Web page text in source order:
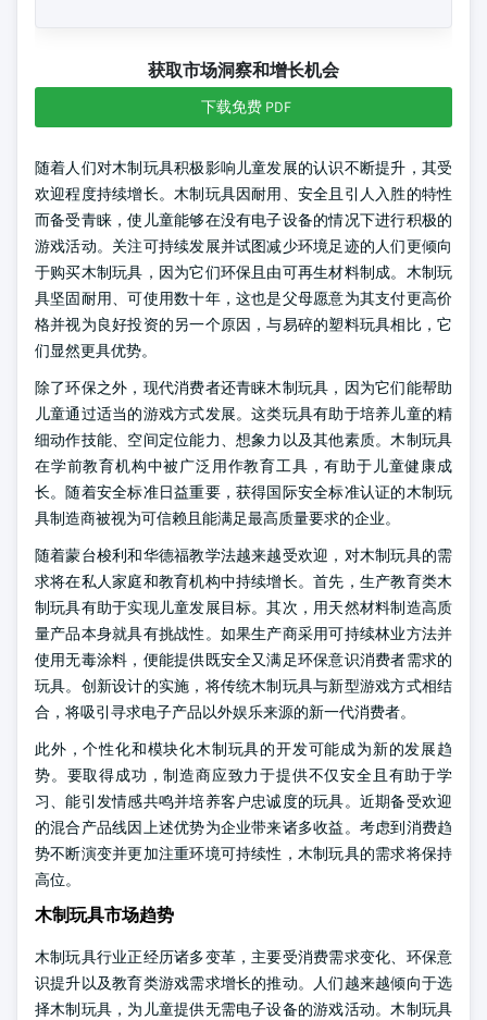
获取市场洞察和增长机会
下载免费 PDF
随着人们对木制玩具积极影响儿童发展的认识不断提升，其受
欢迎程度持续增长。木制玩具因耐用、安全且引人入胜的特性
而备受青睐，使儿童能够在没有电子设备的情况下进行积极的
游戏活动。关注可持续发展并试图减少环境足迹的人们更倾向
于购买木制玩具，因为它们环保且由可再生材料制成。木制玩
具坚固耐用、可使用数十年，这也是父母愿意为其支付更高价
格并视为良好投资的另一个原因，与易碎的塑料玩具相比，它
们显然更具优势。
除了环保之外，现代消费者还青睐木制玩具，因为它们能帮助
儿童通过适当的游戏方式发展。这类玩具有助于培养儿童的精
细动作技能、空间定位能力、想象力以及其他素质。木制玩具
在学前教育机构中被广泛用作教育工具，有助于儿童健康成
长。随着安全标准日益重要，获得国际安全标准认证的木制玩
具制造商被视为可信赖且能满足最高质量要求的企业。
随着蒙台梭利和华德福教学法越来越受欢迎，对木制玩具的需
求将在私人家庭和教育机构中持续增长。首先，生产教育类木
制玩具有助于实现儿童发展目标。其次，用天然材料制造高质
量产品本身就具有挑战性。如果生产商采用可持续林业方法并
使用无毒涂料，便能提供既安全又满足环保意识消费者需求的
玩具。创新设计的实施，将传统木制玩具与新型游戏方式相结
合，将吸引寻求电子产品以外娱乐来源的新一代消费者。
此外，个性化和模块化木制玩具的开发可能成为新的发展趋
势。要取得成功，制造商应致力于提供不仅安全且有助于学
习、能引发情感共鸣并培养客户忠诚度的玩具。近期备受欢迎
的混合产品线因上述优势为企业带来诸多收益。考虑到消费趋
势不断演变并更加注重环境可持续性，木制玩具的需求将保持
高位。
木制玩具市场趋势
木制玩具行业正经历诸多变革，主要受消费需求变化、环保意
识提升以及教育类游戏需求增长的推动。人们越来越倾向于选
择木制玩具，为儿童提供无需电子设备的游戏活动。木制玩具